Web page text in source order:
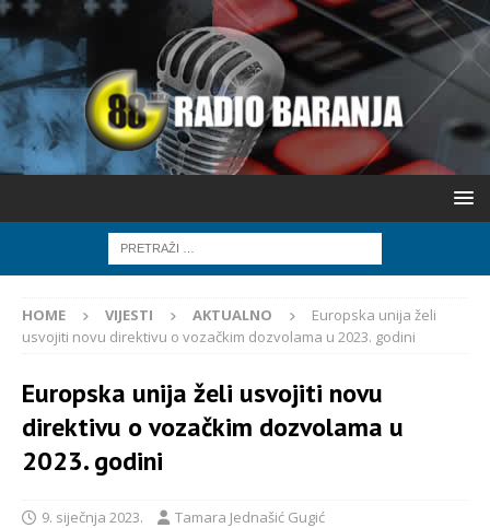
HOME VIJESTI AKTUALNO
Europska unija želi
usvojiti novu direktivu o vozačkim dozvolama u 2023. godini
Europska unija želi usvojiti novu
direktivu o vozačkim dozvolama u
2023. godini
9. siječnja 2023. Tamara Jednašić Gugić